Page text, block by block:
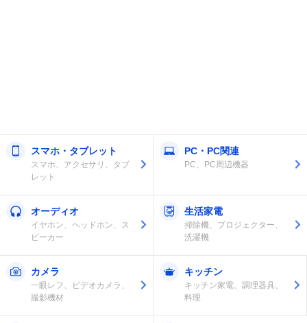
スマホ・タブレット
スマホ、アクセサリ、タブ
レット
PC・PC関連
PC、PC周辺機器
オーディオ
イヤホン、ヘッドホン、ス
ピーカー
生活家電
掃除機、プロジェクター、
洗濯機
カメラ
一眼レフ、ビデオカメラ、
撮影機材
キッチン
キッチン家電、調理器具、
料理